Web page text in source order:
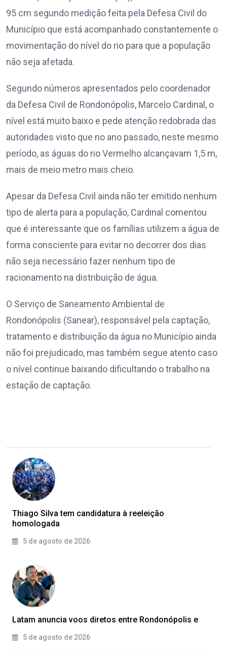
95 cm segundo medição feita pela Defesa Civil do
Município que está acompanhado constantemente o
movimentação do nível do rio para que a população
não seja afetada.
Segundo números apresentados pelo coordenador
da Defesa Civil de Rondonópolis, Marcelo Cardinal, o
nível está muito baixo e pede atenção redobrada das
autoridades visto que no ano passado, neste mesmo
período, as águas do rio Vermelho alcançavam 1,5 m,
mais de meio metro mais cheio.
Apesar da Defesa Civil ainda não ter emitido nenhum
tipo de alerta para a população, Cardinal comentou
que é interessante que os famílias utilizem a água de
forma consciente para evitar no decorrer dos dias
não seja necessário fazer nenhum tipo de
racionamento na distribuição de água.
O Serviço de Saneamento Ambiental de
Rondonópolis (Sanear), responsável pela captação,
tratamento e distribuição da água no Município ainda
não foi prejudicado, mas também segue atento caso
o nível continue baixando dificultando o trabalho na
estação de captação.
Thiago Silva tem candidatura à reeleição
homologada
5 de agosto de 2026
Latam anuncia voos diretos entre Rondonópolis e
5 de agosto de 2026